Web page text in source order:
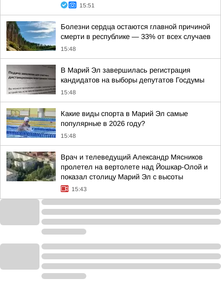
15:51
Болезни сердца остаются главной причиной
смерти в республике — 33% от всех случаев
15:48
В Марий Эл завершилась регистрация
кандидатов на выборы депутатов Госдумы
15:48
Какие виды спорта в Марий Эл самые
популярные в 2026 году?
15:48
Врач и телеведущий Александр Мясников
пролетел на вертолете над Йошкар-Олой и
показал столицу Марий Эл с высоты
15:43